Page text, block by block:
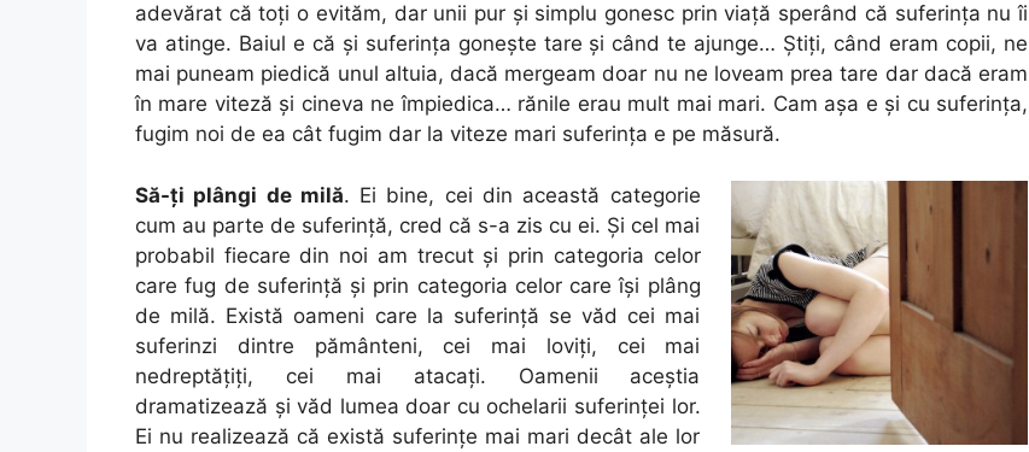
adevărat că toţi o evităm, dar unii pur şi simplu gonesc prin viaţă sperând că suferinţa nu îi
va atinge. Baiul e că şi suferinţa goneşte tare şi când te ajunge… Ştiţi, când eram copii, ne
mai puneam piedică unul altuia, dacă mergeam doar nu ne loveam prea tare dar dacă eram
în mare viteză şi cineva ne împiedica… rănile erau mult mai mari. Cam aşa e şi cu suferinţa,
fugim noi de ea cât fugim dar la viteze mari suferinţa e pe măsură.
Să-ţi plângi de milă. Ei bine, cei din această categorie
cum au parte de suferinţă, cred că s-a zis cu ei. Şi cel mai
probabil fiecare din noi am trecut şi prin categoria celor
care fug de suferinţă şi prin categoria celor care îşi plâng
de milă. Există oameni care la suferinţă se văd cei mai
suferinzi dintre pământeni, cei mai loviţi, cei mai
nedreptăţiţi, cei mai atacaţi. Oamenii aceştia
dramatizează şi văd lumea doar cu ochelarii suferinţei lor.
Ei nu realizează că există suferinţe mai mari decât ale lor